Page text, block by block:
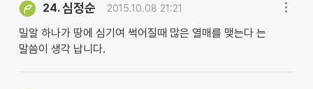
24.심정순 2015.10.08 21:21
밀알 하나가 땅에 심기여 썩어질때 많은 열매를 맺는다 는
말씀이 생각 납니다.